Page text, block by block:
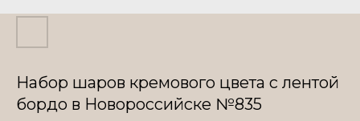
Набор шаров кремового цвета с лентой
бордо в Новороссийске №835